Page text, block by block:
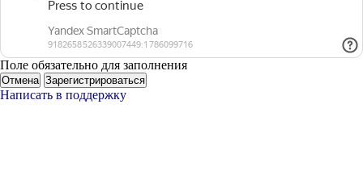
Поле обязательно для заполнения
Отмена Зарегистрироваться
Написать в поддержку